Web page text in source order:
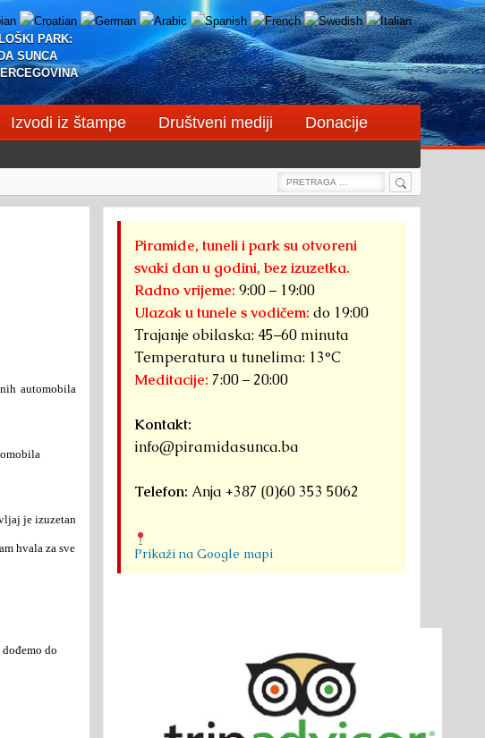
PARK:
SUNCA
Izvodi iz štampe Društveni mediji
Donacije
Search
Search
automobila
je izuzetan
hvala za sve
do
Piramide, tuneli i park su otvoreni
svaki dan u godini, bez izuzetka.
Radno vrijeme: 9:00 – 19:00
Ulazak u tunele s vodičem: do 19:00
Trajanje obilaska: 45–60 minuta
Temperatura u tunelima: 13°C
Meditacije: 7:00 – 20:00
Kontakt:
info@piramidasunca.ba
Telefon: Anja +387 (0)60 353 5062
Prikaži na Google mapi